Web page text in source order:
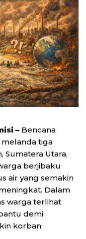
– Bencana
tiga
Sumatera Utara,
berjibaku
air yang semakin
Dalam
warga terlihat
demi
korban.